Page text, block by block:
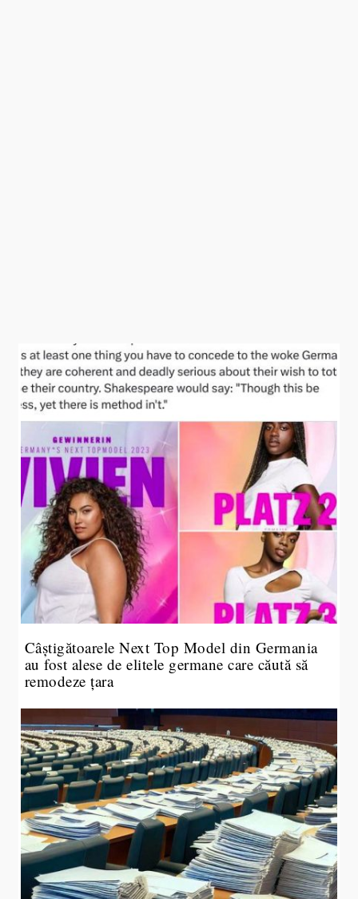
Câștigătoarele Next Top Model din Germania
au fost alese de elitele germane care căută să
remodeze țara